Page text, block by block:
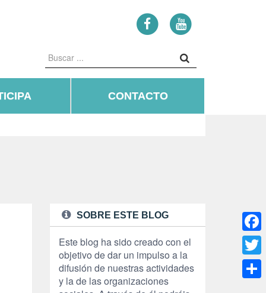
CONTACTO
SOBRE ESTE BLOG
Este blog ha sido creado con el
objetivo de dar un impulso a la
difusión de nuestras actividades
y la de las organizaciones